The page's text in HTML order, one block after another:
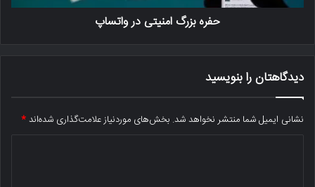
حفره بزرگ امنیتی در واتساپ
دیدگاهتان را بنویسید
نشانی ایمیل شما منتشر نخواهد شد. بخش‌های موردنیاز علامت‌گذاری شده‌اند*